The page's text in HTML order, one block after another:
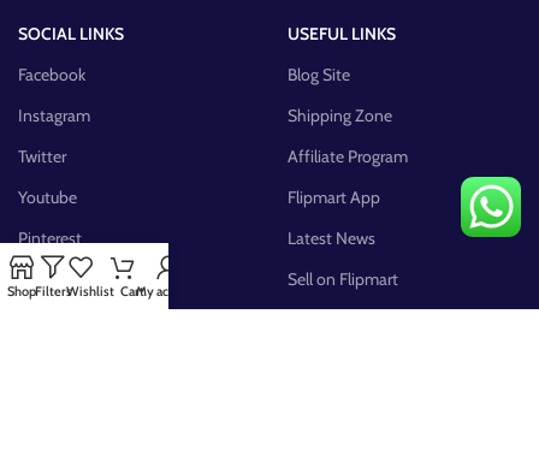
SOCIAL LINKS
Facebook
Instagram
Twitter
Youtube
Pinterest
FB Group
USEFUL LINKS
Blog Site
Shipping Zone
Affiliate Program
Flipmart App
Latest News
Sell on Flipmart
ShopFiltersWishlist CartMy account